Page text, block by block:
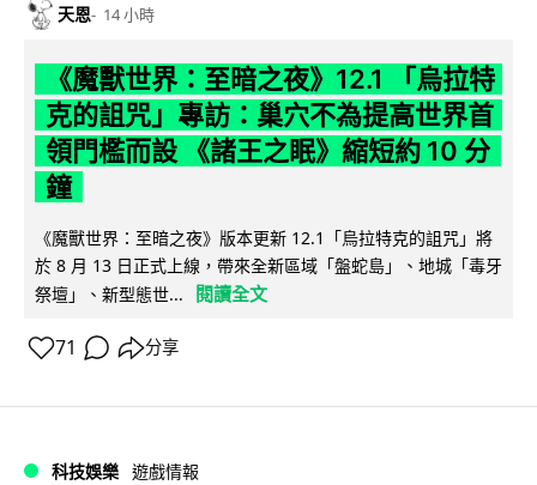
天恩 14 小時
《魔獸世界：至暗之夜》12.1 「烏拉特
克的詛咒」專訪：巢穴不為提高世界首
領門檻而設 《諸王之眠》縮短約 10 分
鐘
《魔獸世界：至暗之夜》版本更新 12.1「烏拉特克的詛咒」將
於 8 月 13 日正式上線，帶來全新區域「盤蛇島」、地城「毒牙
祭壇」、新型態世...
閱讀全文
71 分享
科技娛樂 遊戲情報